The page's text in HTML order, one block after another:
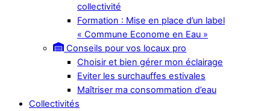
collectivité
Formation : Mise en place d’un label
« Commune Econome en Eau »
Conseils pour vos locaux pro
Choisir et bien gérer mon éclairage
Eviter les surchauffes estivales
Maîtriser ma consommation d’eau
Collectivités